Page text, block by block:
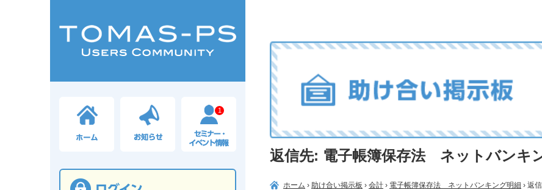
1
返信先: 電子帳簿保存法 ネットバンキ
ホーム › 助け合い掲示板 › 会計 › 電子帳簿保存法 ネットバンキング明細 › 返